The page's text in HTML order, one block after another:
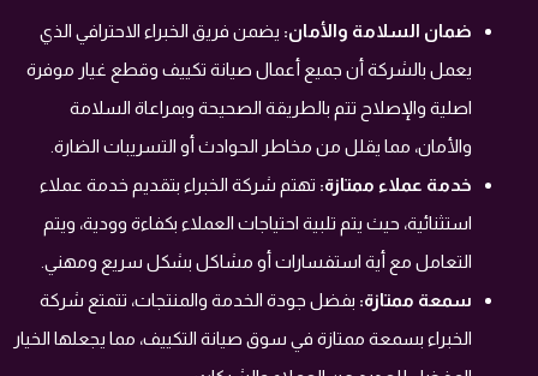
ضمان السلامة والأمان: يضمن فريق الخبراء الاحترافي الذي
يعمل بالشركة أن جميع أعمال صيانة تكييف وقطع غيار موفرة
اصلية والإصلاح تتم بالطريقة الصحيحة وبمراعاة السلامة
والأمان، مما يقلل من مخاطر الحوادث أو التسريبات الضارة.
خدمة عملاء ممتازة: تهتم شركة الخبراء بتقديم خدمة عملاء
استثنائية، حيث يتم تلبية احتياجات العملاء بكفاءة وودية، ويتم
التعامل مع أية استفسارات أو مشاكل بشكل سريع ومهني.
سمعة ممتازة: بفضل جودة الخدمة والمنتجات، تتمتع شركة
الخبراء بسمعة ممتازة في سوق صيانة التكييف، مما يجعلها الخيار